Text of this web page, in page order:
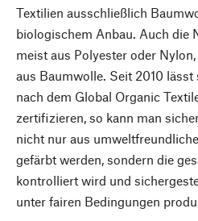
Textilien ausschließlich
biologischem Anbau. Auch die
meist aus Polyester oder
aus Baumwolle. Seit 2010 lässt
nach dem Global Organic
zertifizieren, so kann man
nicht nur aus
gefärbt werden, sondern die
kontrolliert wird und
unter fairen Bedingungen